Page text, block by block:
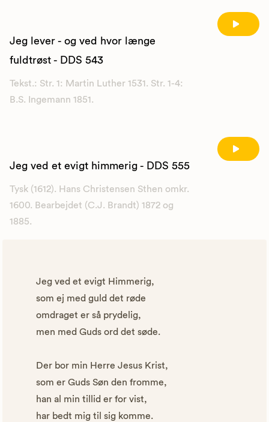
Jeg lever - og ved hvor længe
fuldtrøst - DDS 543
Tekst.: Str. 1: Martin Luther 1531. Str. 1-4:
B.S. Ingemann 1851.
Jeg ved et evigt himmerig - DDS 555
Tysk (1612). Hans Christensen Sthen omkr.
1600. Bearbejdet (C.J. Brandt) 1872 og
1885.
Jeg ved et evigt Himmerig,
som ej med guld det røde
omdraget er så prydelig,
men med Guds ord det søde.
Der bor min Herre Jesus Krist,
som er Guds Søn den fromme,
han al min tillid er for vist,
har bedt mig til sig komme.